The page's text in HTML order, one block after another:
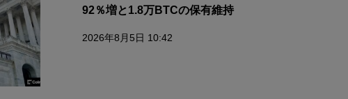
92％増と1.8万BTCの保有維持
2026年8月5日 10:42